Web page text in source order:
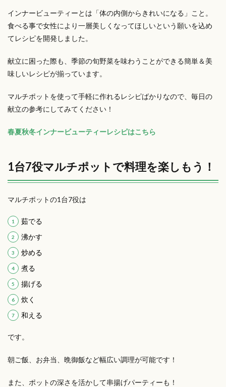
インナービューティーとは「体の内側からきれいになる」こと。
食べる事で女性により一層美しくなってほしいという願いを込め
てレシピを開発しました。
献立に困った際も、季節の旬野菜を味わうことができる簡単＆美
味しいレシピが揃っています。
マルチポットを使って手軽に作れるレシピばかりなので、毎日の
献立の参考にしてみてください！
春夏秋冬インナービューティーレシピはこちら
1台7役マルチポットで料理を楽しもう！
マルチポットの1台7役は
茹でる
沸かす
炒める
煮る
揚げる
炊く
和える
です。
朝ご飯、お弁当、晩御飯など幅広い調理が可能です！
また、ポットの深さを活かして串揚げパーティーも！